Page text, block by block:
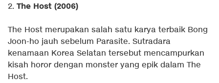
2. The Host (2006)
The Host merupakan salah satu karya terbaik Bong
Joon-ho jauh sebelum Parasite. Sutradara
kenamaan Korea Selatan tersebut mencampurkan
kisah horor dengan monster yang epik dalam The
Host.